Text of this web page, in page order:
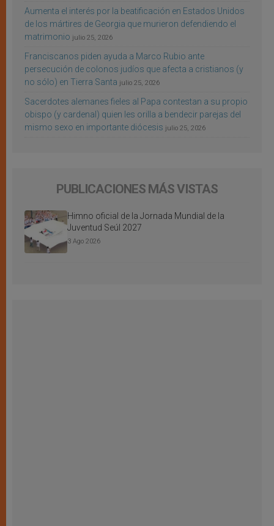
Aumenta el interés por la beatificación en Estados Unidos
de los mártires de Georgia que murieron defendiendo el
matrimonio julio 25, 2026
Franciscanos piden ayuda a Marco Rubio ante
persecución de colonos judíos que afecta a cristianos (y
no sólo) en Tierra Santa julio 25, 2026
Sacerdotes alemanes fieles al Papa contestan a su propio
obispo (y cardenal) quien les orilla a bendecir parejas del
mismo sexo en importante diócesis julio 25, 2026
PUBLICACIONES MÁS VISTAS
Himno oficial de la Jornada Mundial de la
Juventud Seúl 2027
3 Ago 2026